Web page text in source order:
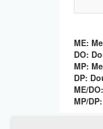
ME:
MP:
DP:
ME/
MP/